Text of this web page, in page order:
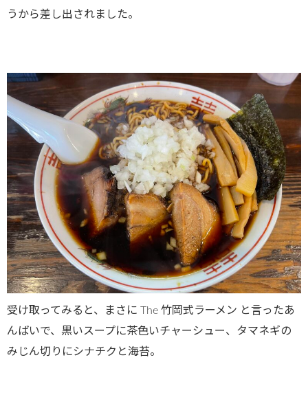
うから差し出されました。
受け取ってみると、まさに The 竹岡式ラーメン と言ったあ
んばいで、黒いスープに茶色いチャーシュー、タマネギの
みじん切りにシナチクと海苔。